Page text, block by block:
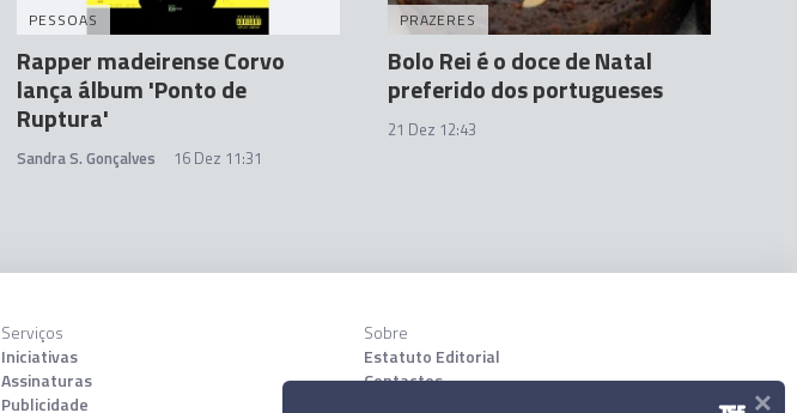
PESSOAS
Rapper madeirense Corvo
lança álbum 'Ponto de
Ruptura'
Sandra S. Gonçalves 16 Dez 11:31
PRAZERES
Bolo Rei é o doce de Natal
preferido dos portugueses
21 Dez 12:43
Serviços
Iniciativas
Assinaturas
Publicidade
Sobre
Estatuto Editorial
Contactos
×